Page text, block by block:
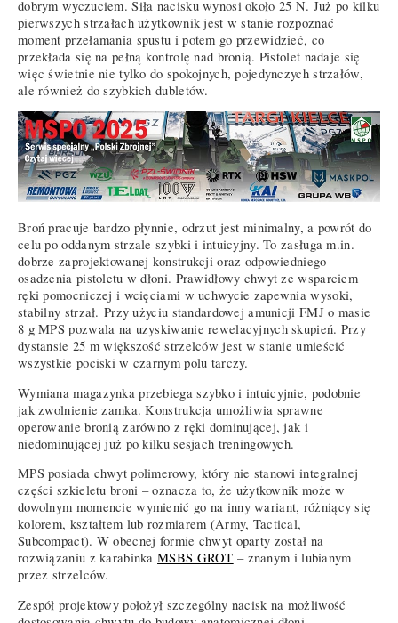
dobrym wyczuciem. Siła nacisku wynosi około 25 N. Już po kilku
pierwszych strzałach użytkownik jest w stanie rozpoznać
moment przełamania spustu i potem go przewidzieć, co
przekłada się na pełną kontrolę nad bronią. Pistolet nadaje się
więc świetnie nie tylko do spokojnych, pojedynczych strzałów,
ale również do szybkich dubletów.
Broń pracuje bardzo płynnie, odrzut jest minimalny, a powrót do
celu po oddanym strzale szybki i intuicyjny. To zasługa m.in.
dobrze zaprojektowanej konstrukcji oraz odpowiedniego
osadzenia pistoletu w dłoni. Prawidłowy chwyt ze wsparciem
ręki pomocniczej i wcięciami w uchwycie zapewnia wysoki,
stabilny strzał. Przy użyciu standardowej amunicji FMJ o masie
8 g MPS pozwala na uzyskiwanie rewelacyjnych skupień. Przy
dystansie 25 m większość strzelców jest w stanie umieścić
wszystkie pociski w czarnym polu tarczy.
Wymiana magazynka przebiega szybko i intuicyjnie, podobnie
jak zwolnienie zamka. Konstrukcja umożliwia sprawne
operowanie bronią zarówno z ręki dominującej, jak i
niedominującej już po kilku sesjach treningowych.
MPS posiada chwyt polimerowy, który nie stanowi integralnej
części szkieletu broni – oznacza to, że użytkownik może w
dowolnym momencie wymienić go na inny wariant, różniący się
kolorem, kształtem lub rozmiarem (Army, Tactical,
Subcompact). W obecnej formie chwyt oparty został na
rozwiązaniu z karabinkaMSBS GROT – znanym i lubianym
przez strzelców.
Zespół projektowy położył szczególny nacisk na możliwość